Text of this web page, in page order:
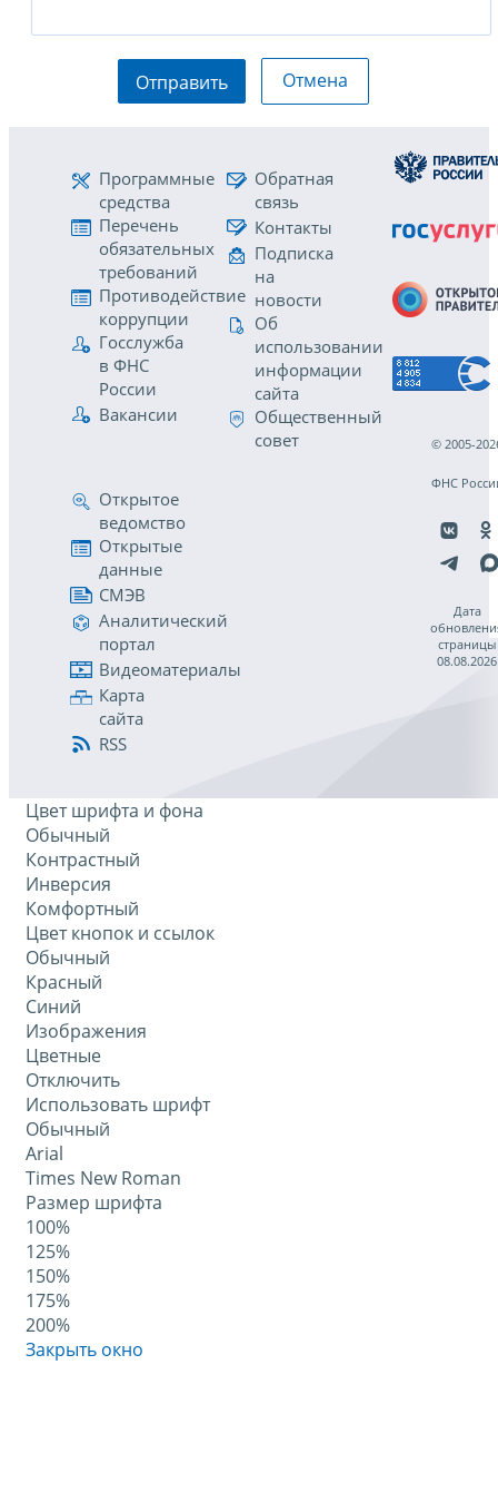
Отправить Отмена
Программные
средства
Перечень
обязательных
требований
Противодействие
коррупции
Госслужба
в ФНС
России
Вакансии
Обратная
связь
Контакты
Подписка
на
новости
Об
использовании
информации
сайта
Общественный
совет
Открытое
ведомство
Открытые
данные
СМЭВ
Аналитический
портал
Видеоматериалы
Карта
сайта
RSS
© 2005-
ФНС
Дата
страницы
08.08.2026
Цвет шрифта и фона
Обычный
Контрастный
Инверсия
Комфортный
Цвет кнопок и ссылок
Обычный
Красный
Синий
Изображения
Цветные
Отключить
Использовать шрифт
Обычный
Arial
Times New Roman
Размер шрифта
100%
125%
150%
175%
200%
Закрыть окно